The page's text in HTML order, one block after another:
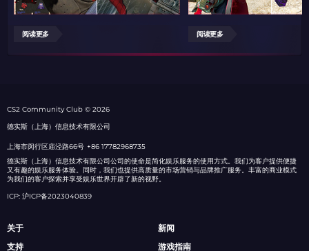
阅读更多 阅读更多
СS2 Community Club © 2026
德实斯（上海）信息技术有限公司
上海市闵行区庙泾路66号 +86 17782968735
德实斯（上海）信息技术有限公司公司的使命是简化娱乐服务的使用方式。我们为客户提供便捷
又有趣的娱乐服务体验。同时，我们也提供高质量的市场营销与品牌推广服务。丰富的商业模式
为我们的客户探索并享受娱乐世界开辟了新的视野。
ICP: 沪ICP备2023040839
关于
新闻
支持
游戏指南